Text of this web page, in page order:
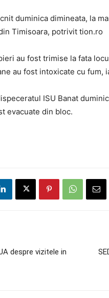
duminica dimineata, la
Timisoara, potrivit tion.ro
au fost trimise la fata
au fost intoxicate cu fum,
ISU Banat
evacuate din bloc.
despre vizitele in